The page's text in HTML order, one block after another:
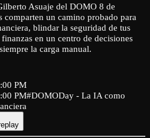
Asuaje del DOMO 8 de
un camino probado para
blindar la seguridad de tus
en un centro de decisiones
la carga manual.
PM
PM#DOMODay - La IA como